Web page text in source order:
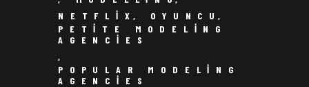
NETFLIX, OYUNCU,
PETITE MODELING
AGENCIES
,
POPULAR MODELING
AGENCIES